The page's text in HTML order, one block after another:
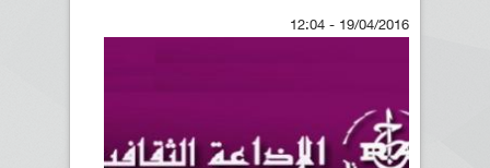
19/04/2016 - 12:04